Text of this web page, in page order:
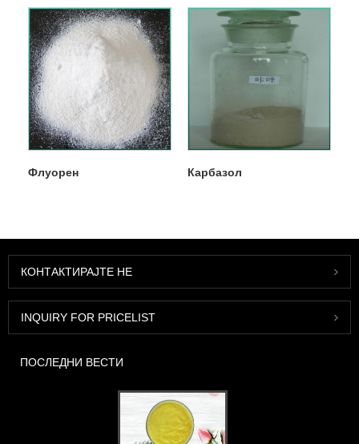
Флуорен Карбазол
КОНТАКТИРАЈТЕ НЕ
INQUIRY FOR PRICELIST
ПОСЛЕДНИ ВЕСТИ